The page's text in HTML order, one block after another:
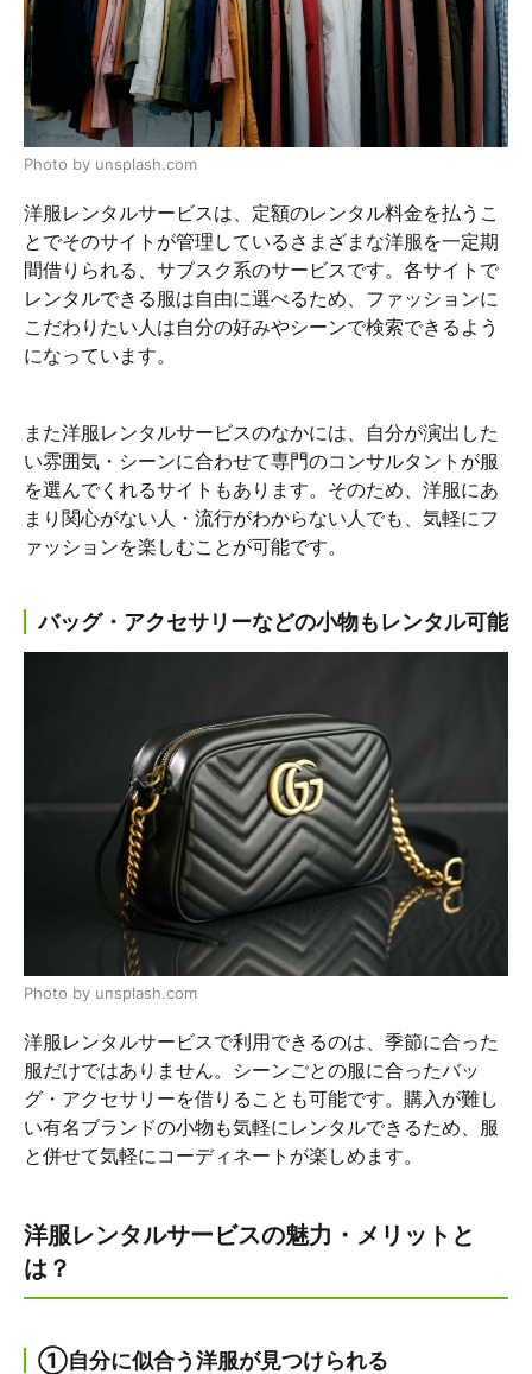
Photo by unsplash.com
洋服レンタルサービスは、定額のレンタル料金を払うこ
とでそのサイトが管理しているさまざまな洋服を一定期
間借りられる、サブスク系のサービスです。各サイトで
レンタルできる服は自由に選べるため、ファッションに
こだわりたい人は自分の好みやシーンで検索できるよう
になっています。
また洋服レンタルサービスのなかには、自分が演出した
い雰囲気・シーンに合わせて専門のコンサルタントが服
を選んでくれるサイトもあります。そのため、洋服にあ
まり関心がない人・流行がわからない人でも、気軽にフ
ァッションを楽しむことが可能です。
バッグ・アクセサリーなどの小物もレンタル可能
Photo by unsplash.com
洋服レンタルサービスで利用できるのは、季節に合った
服だけではありません。シーンごとの服に合ったバッ
グ・アクセサリーを借りることも可能です。購入が難し
い有名ブランドの小物も気軽にレンタルできるため、服
と併せて気軽にコーディネートが楽しめます。
洋服レンタルサービスの魅力・メリットと
は？
①自分に似合う洋服が見つけられる